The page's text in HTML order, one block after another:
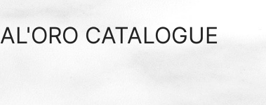
AL'ORO CATALOGUE